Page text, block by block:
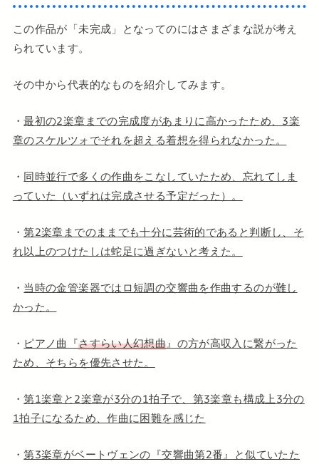
この作品が「未完成」となってのにはさまざまな説が考え
られています。
その中から代表的なものを紹介してみます。
・最初の2楽章までの完成度があまりに高かったため、3楽
章のスケルツォでそれを超える着想を得られなかった。
・ 同時並行で多くの作曲をこなしていたため、忘れてしま
っていた（いずれは完成させる予定だった）。
・第2楽章までのままでも十分に芸術的であると判断し、そ
れ以上のつけたしは蛇足に過ぎないと考えた。
・ 当時の金管楽器ではロ短調の交響曲を作曲するのが難し
かった。
・ ピアノ曲『さすらい人幻想曲』の方が高収入に繋がった
ため、そちらを優先させた。
・第1楽章と2楽章が3分の1拍子で、第3楽章も構成上3分の
1拍子になるため、作曲に困難を感じた
・第3楽章がベートヴェンの『交響曲第2番』と似ていたた